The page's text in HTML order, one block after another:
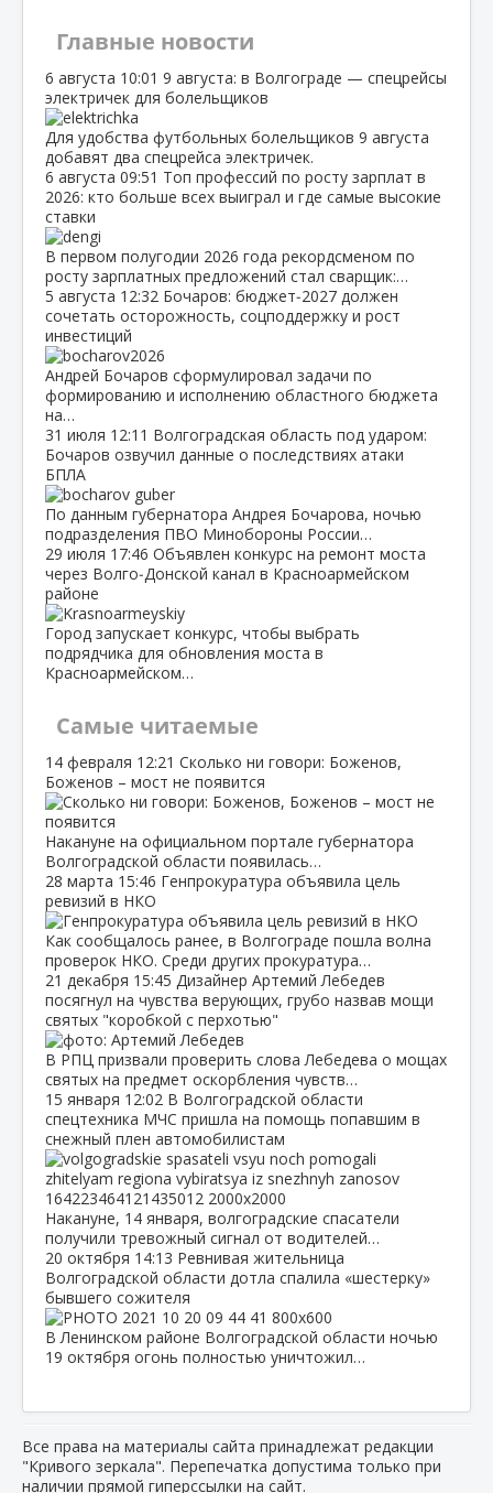
Главные новости
6 августа 10:01 9 августа: в Волгограде — спецрейсы
электричек для болельщиков
Для удобства футбольных болельщиков 9 августа
добавят два спецрейса электричек.
6 августа 09:51 Топ профессий по росту зарплат в
2026: кто больше всех выиграл и где самые высокие
ставки
В первом полугодии 2026 года рекордсменом по
росту зарплатных предложений стал сварщик:…
5 августа 12:32 Бочаров: бюджет‑2027 должен
сочетать осторожность, соцподдержку и рост
инвестиций
Андрей Бочаров сформулировал задачи по
формированию и исполнению областного бюджета
на…
31 июля 12:11 Волгоградская область под ударом:
Бочаров озвучил данные о последствиях атаки
БПЛА
По данным губернатора Андрея Бочарова, ночью
подразделения ПВО Минобороны России…
29 июля 17:46 Объявлен конкурс на ремонт моста
через Волго‑Донской канал в Красноармейском
районе
Город запускает конкурс, чтобы выбрать
подрядчика для обновления моста в
Красноармейском…
Самые читаемые
14 февраля 12:21 Сколько ни говори: Боженов,
Боженов – мост не появится
Накануне на официальном портале губернатора
Волгоградской области появилась…
28 марта 15:46 Генпрокуратура объявила цель
ревизий в НКО
Как сообщалось ранее, в Волгограде пошла волна
проверок НКО. Среди других прокуратура…
21 декабря 15:45 Дизайнер Артемий Лебедев
посягнул на чувства верующих, грубо назвав мощи
святых "коробкой с перхотью"
В РПЦ призвали проверить слова Лебедева о мощах
святых на предмет оскорбления чувств…
15 января 12:02 В Волгоградской области
спецтехника МЧС пришла на помощь попавшим в
снежный плен автомобилистам
Накануне, 14 января, волгоградские спасатели
получили тревожный сигнал от водителей…
20 октября 14:13 Ревнивая жительница
Волгоградской области дотла спалила «шестерку»
бывшего сожителя
В Ленинском районе Волгоградской области ночью
19 октября огонь полностью уничтожил…
Все права на материалы сайта принадлежат редакции
"Кривого зеркала". Перепечатка допустима только при
наличии прямой гиперссылки на сайт.